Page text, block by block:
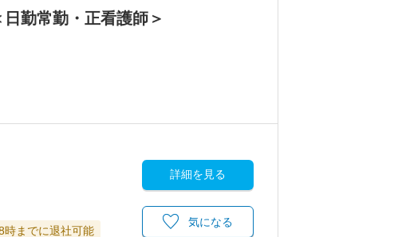
勤常勤・正看護師＞
時までに退社可能
詳細を見る
気になる